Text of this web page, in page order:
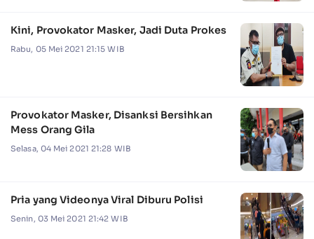
Kini, Provokator Masker, Jadi Duta Prokes
Rabu, 05 Mei 2021 21:15 WIB
Provokator Masker, Disanksi Bersihkan
Mess Orang Gila
Selasa, 04 Mei 2021 21:28 WIB
Pria yang Videonya Viral Diburu Polisi
Senin, 03 Mei 2021 21:42 WIB